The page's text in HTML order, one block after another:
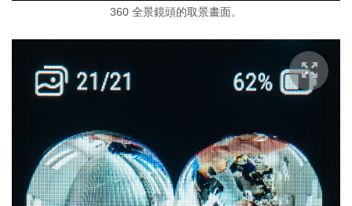
360 全景鏡頭的取景畫面。